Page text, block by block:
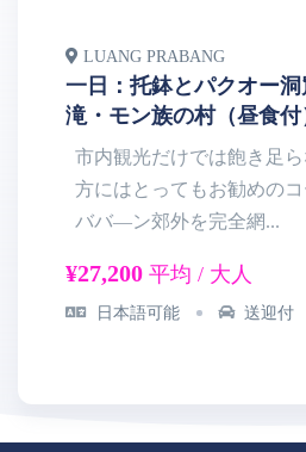
LUANG PRABANG
一日：托鉢とパクオー
滝・モン族の村（昼食付
市内観光だけでは飽き足
方にはとってもお勧めの
ババ―ン郊外を完全網...
¥27,200 平均 / 大人
日本語可能 送迎付